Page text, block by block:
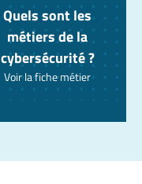
Quels sont les
métiers de la
cybersécurité ?
Voir la fiche métier